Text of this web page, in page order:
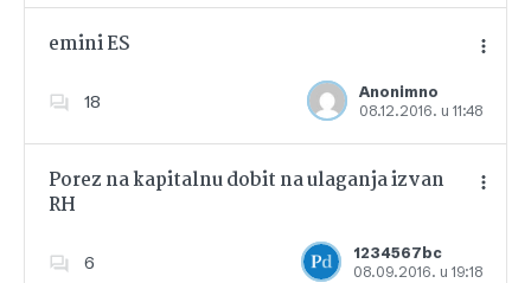
emini ES
18
Anonimno
08.12.2016. u 11:48
Dodajte u favorite
Porez na kapitalnu dobit na ulaganja izvan
RH
6
1234567bc
08.09.2016. u 19:18
Dodajte u favorite